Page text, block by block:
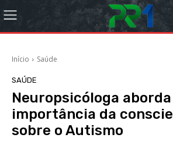
Início Saúde
SAÚDE
Neuropsicóloga aborda
importância da
sobre o Autismo